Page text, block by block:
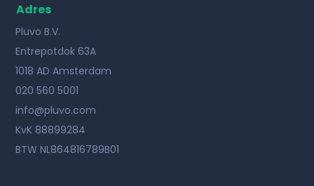
Adres
Pluvo B.V.
Entrepotdok 63A
1018 AD Amsterdam
020 560 5001
info@pluvo.com
KvK 88899284
BTW NL864816789B01